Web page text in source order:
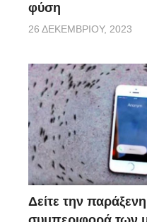
φύση
26 ΔΕΚΕΜΒΡΊΟΥ, 2023
Δείτε την παράξενη